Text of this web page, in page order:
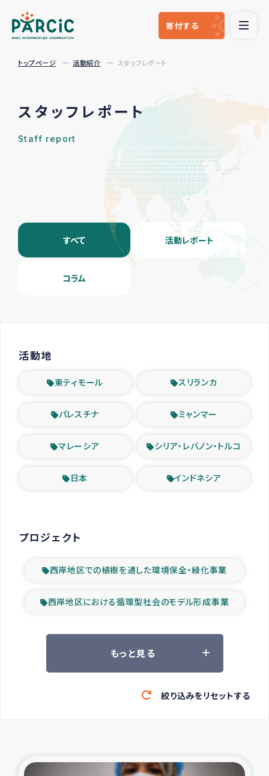
寄付する
トップページ 活動紹介 スタッフレポート
スタッフレポート
Staff report
すべて 活動レポート
コラム
活動地
東ティモール スリランカ
パレスチナ ミャンマー
マレーシア シリア・レバノン・トルコ
日本 インドネシア
プロジェクト
西岸地区での植樹を通した環境保全・緑化事業
西岸地区における循環型社会のモデル形成事業
ツアー参加者の声
緊急救援の時代
東ティモール豪雨緊急支援
もっと見る
絞り込みをリセットする